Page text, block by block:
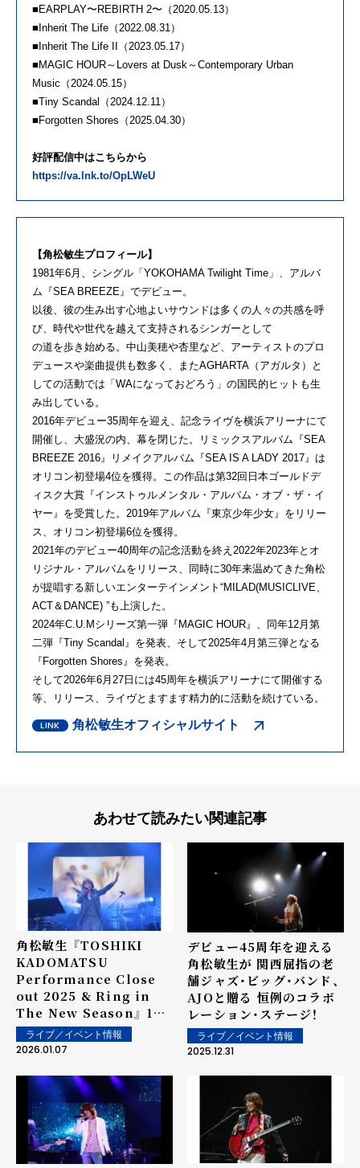
■EARPLAY〜REBIRTH 2〜（2020.05.13）
■Inherit The Life（2022.08.31）
■Inherit The Life II（2023.05.17）
■MAGIC HOUR～Lovers at Dusk～Contemporary Urban
Music（2024.05.15）
■Tiny Scandal（2024.12.11）
■Forgotten Shores（2025.04.30）
好評配信中はこちらから
https://va.lnk.to/OpLWeU
【角松敏生プロフィール】
1981年6月、シングル「YOKOHAMA Twilight Time」、アルバ
ム『SEA BREEZE』でデビュー。
以後、彼の生み出す心地よいサウンドは多くの人々の共感を呼
び、時代や世代を越えて支持されるシンガーとして
の道を歩き始める。中山美穂や杏里など、アーティストのプロ
デュースや楽曲提供も数多く、またAGHARTA（アガルタ）と
しての活動では「WAになっておどろう」の国民的ヒットも生
み出している。
2016年デビュー35周年を迎え、記念ライヴを横浜アリーナにて
開催し、大盛況の内、幕を閉じた。リミックスアルバム『SEA
BREEZE 2016』リメイクアルバム『SEA IS A LADY 2017』は
オリコン初登場4位を獲得。この作品は第32回日本ゴールドデ
ィスク大賞『インストゥルメンタル・アルバム・オブ・ザ・イ
ヤー』を受賞した。2019年アルバム『東京少年少女』をリリー
ス、オリコン初登場6位を獲得。
2021年のデビュー40周年の記念活動を終え2022年2023年とオ
リジナル・アルバムをリリース、同時に30年来温めてきた角松
が提唱する新しいエンターテインメント“MILAD(MUSICLIVE、
ACT＆DANCE) ”も上演した。
2024年C.U.Mシリーズ第一弾『MAGIC HOUR』、同年12月第
二弾『Tiny Scandal』を発表、そして2025年4月第三弾となる
『Forgotten Shores』を発表。
そして2026年6月27日には45周年を横浜アリーナにて開催する
等、リリース、ライヴとますます精力的に活動を続けている。
角松敏生オフィシャルサイト
あわせて読みたい関連記事
角松敏生 『TOSHIKI
KADOMATSU
Performance Close
out 2025 & Ring in
The New Season』 12
月28日神戸国際会館こく
さいホールにて2025年の
マンスで締めくくり
ライブ／イベント情報
2026.01.07
デビュー45周年を迎える
角松敏生が 関西屈指の老
舗ジャズ・ビッグ・バンド、
AJOと贈る 恒例のコラボ
レーション・ステージ！
ライブ／イベント情報
2025.12.31